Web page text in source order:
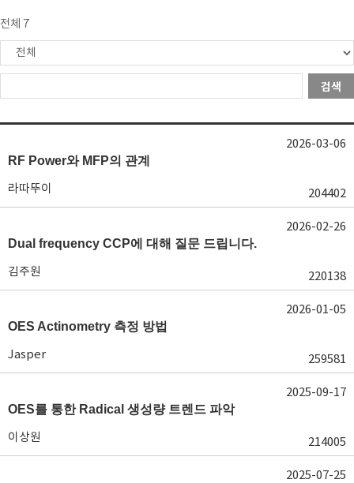
전체 7
검색
RF Power와 MFP의 관계
라따뚜이 204402
2026-03-06
Dual frequency CCP에 대해 질문 드립니다.
김주원 220138
2026-02-26
OES Actinometry 측정 방법
Jasper 259581
2026-01-05
OES를 통한 Radical 생성량 트렌드 파악
이상원 214005
2025-09-17
2025-07-25